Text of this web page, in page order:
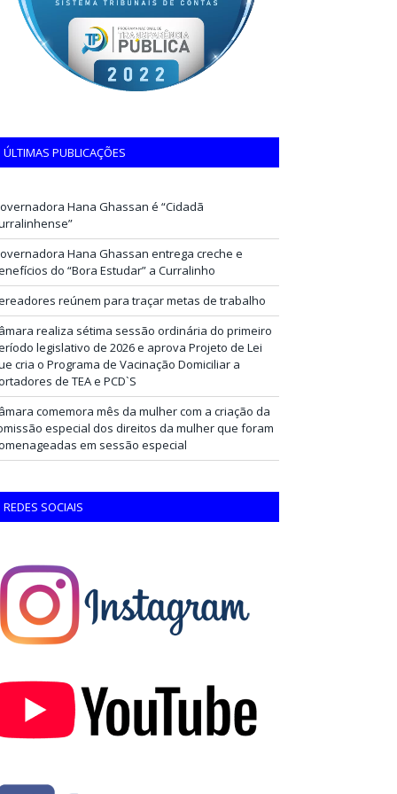
ÚLTIMAS PUBLICAÇÕES
Hana Ghassan é “Cidadã
Hana Ghassan entrega creche e
do “Bora Estudar” a Curralinho
reúnem para traçar metas de trabalho
realiza sétima sessão ordinária do primeiro
legislativo de 2026 e aprova Projeto de Lei
cria o Programa de Vacinação Domiciliar a
de TEA e PCD`S
comemora mês da mulher com a criação da
especial dos direitos da mulher que foram
em sessão especial
REDES SOCIAIS